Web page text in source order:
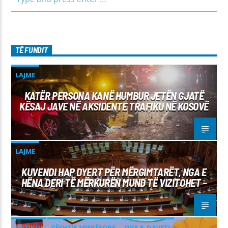
TË FUNDIT
LAJME
KATËR PERSONA KANË HUMBUR JETËN GJATË
KËSAJ JAVE NË AKSIDENTE TRAFIKU NË KOSOVË
LAJME
KUVENDI HAP DYERT PËR MËRGIMTARËT, NGA E
HËNA DERI TË MËRKURËN MUND TË VIZITOHET –